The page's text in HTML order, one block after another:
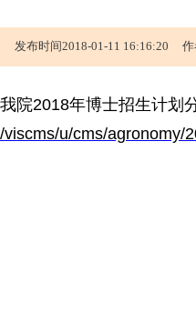
发布时间2018-01-11 16:16:20
我院2018年博士招生计划
/viscms/u/cms/agronomy/